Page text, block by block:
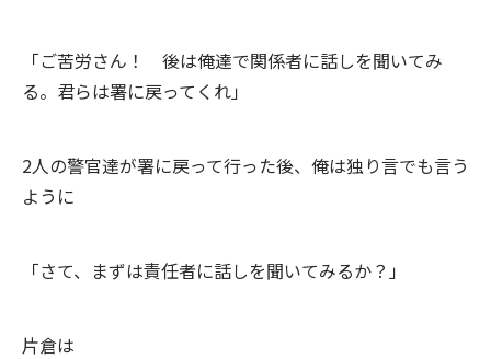
「ご苦労さん！ 後は俺達で関係者に話しを聞いてみ
る。君らは署に戻ってくれ」
2人の警官達が署に戻って行った後、俺は独り言でも言う
ように
「さて、まずは責任者に話しを聞いてみるか？」
片倉は